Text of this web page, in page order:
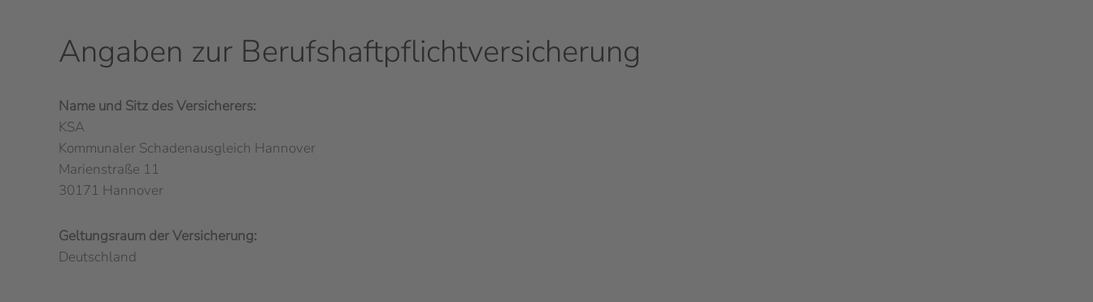
Angaben zur Berufs­haftpflicht­versicherung
Name und Sitz des Versicherers:
KSA
Kommunaler Schadenausgleich Hannover
Marienstraße 11
30171 Hannover
Geltungsraum der Versicherung:
Deutschland